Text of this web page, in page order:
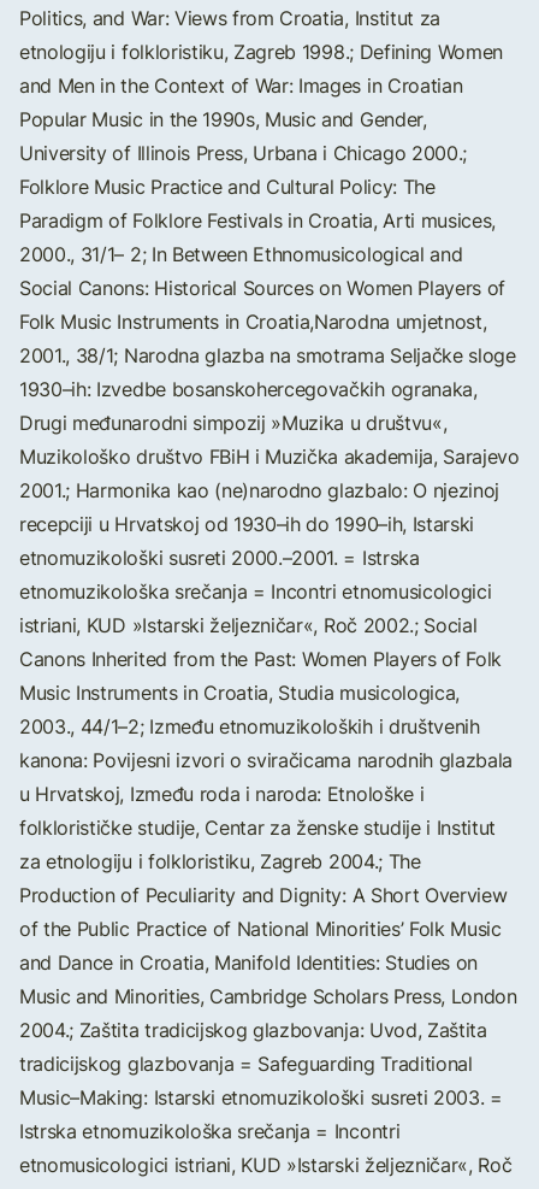
Politics, and War: Views from Croatia, Institut za
etnologiju i folkloristiku, Zagreb 1998.; Defining Women
and Men in the Context of War: Images in Croatian
Popular Music in the 1990s, Music and Gender,
University of Illinois Press, Urbana i Chicago 2000.;
Folklore Music Practice and Cultural Policy: The
Paradigm of Folklore Festivals in Croatia, Arti musices,
2000., 31/1– 2; In Between Ethnomusicological and
Social Canons: Historical Sources on Women Players of
Folk Music Instruments in Croatia,Narodna umjetnost,
2001., 38/1; Narodna glazba na smotrama Seljačke sloge
1930–ih: Izvedbe bosanskohercegovačkih ogranaka,
Drugi međunarodni simpozij »Muzika u društvu«,
Muzikološko društvo FBiH i Muzička akademija, Sarajevo
2001.; Harmonika kao (ne)narodno glazbalo: O njezinoj
recepciji u Hrvatskoj od 1930–ih do 1990–ih, Istarski
etnomuzikološki susreti 2000.–2001. = Istrska
etnomuzikološka srečanja = Incontri etnomusicologici
istriani, KUD »Istarski željezničar«, Roč 2002.; Social
Canons Inherited from the Past: Women Players of Folk
Music Instruments in Croatia, Studia musicologica,
2003., 44/1–2; Između etnomuzikoloških i društvenih
kanona: Povijesni izvori o sviračicama narodnih glazbala
u Hrvatskoj, Između roda i naroda: Etnološke i
folklorističke studije, Centar za ženske studije i Institut
za etnologiju i folkloristiku, Zagreb 2004.; The
Production of Peculiarity and Dignity: A Short Overview
of the Public Practice of National Minorities’ Folk Music
and Dance in Croatia, Manifold Identities: Studies on
Music and Minorities, Cambridge Scholars Press, London
2004.; Zaštita tradicijskog glazbovanja: Uvod, Zaštita
tradicijskog glazbovanja = Safeguarding Traditional
Music–Making: Istarski etnomuzikološki susreti 2003. =
Istrska etnomuzikološka srečanja = Incontri
etnomusicologici istriani, KUD »Istarski željezničar«, Roč